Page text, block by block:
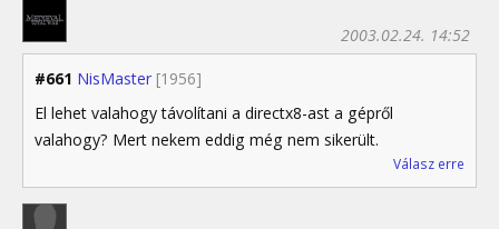
#661 NisMaster [1956]
2003.02.24. 14:52
El lehet valahogy távolítani a directx8-ast a gépről
valahogy? Mert nekem eddig még nem sikerült.
Válasz erre